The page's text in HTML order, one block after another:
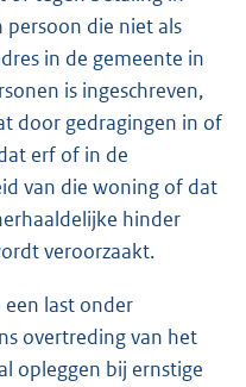
persoon die niet als
in de gemeente in
is ingeschreven,
door gedragingen in of
erf of in de
van die woning of dat
hinder
veroorzaakt.
een last onder
overtreding van het
opleggen bij ernstige